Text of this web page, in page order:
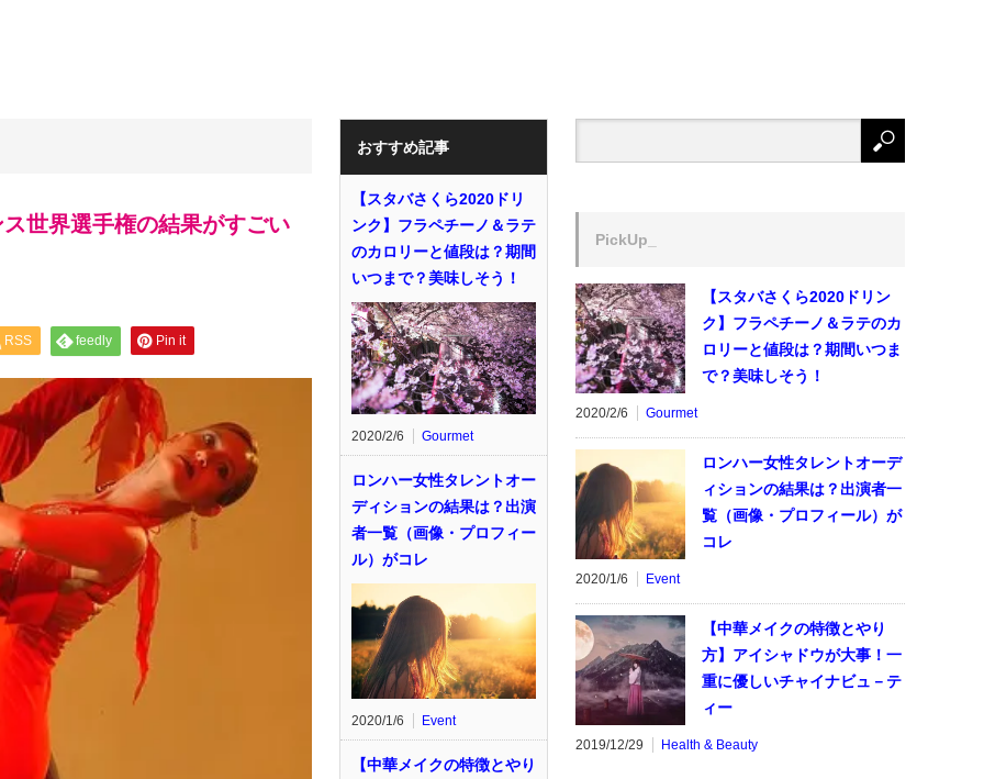
世界選手権の結果がすごい
RSS feedly Pin it
おすすめ記事
【スタバさくら2020ドリ
ンク】フラペチーノ＆ラテ
のカロリーと値段は？期間
いつまで？美味しそう！
2020/2/6 Gourmet
ロンハー女性タレントオー
ディションの結果は？出演
者一覧（画像・プロフィー
ル）がコレ
2020/1/6 Event
【中華メイクの特徴とやり
PickUp_
【スタバさくら2020ドリン
ク】フラペチーノ＆ラテのカ
ロリーと値段は？期間いつま
で？美味しそう！
2020/2/6 Gourmet
ロンハー女性タレントオーデ
ィションの結果は？出演者一
覧（画像・プロフィール）が
コレ
2020/1/6 Event
【中華メイクの特徴とやり
方】アイシャドウが大事！一
重に優しいチャイナビュ－テ
ィー
2019/12/29 Health & Beauty